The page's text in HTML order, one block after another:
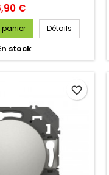
€
panier Détails
stock
favorite_border